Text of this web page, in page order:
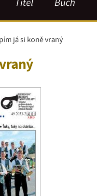
já si koně vraný